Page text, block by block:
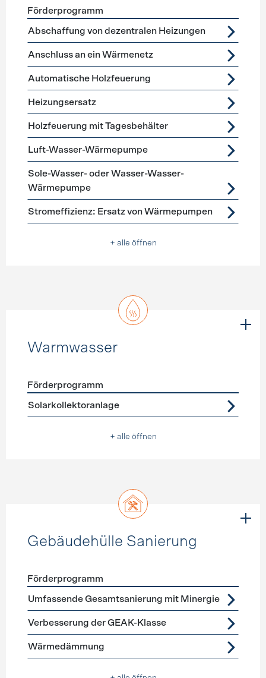
Förderprogramme Heizung
Förderprogramm
Abschaffung von dezentralen Heizungen
Anschluss an ein Wärmenetz
Automatische Holzfeuerung
Heizungsersatz
Holzfeuerung mit Tagesbehälter
Luft-Wasser-Wärmepumpe
Sole-Wasser- oder Wasser-Wasser-
Wärmepumpe
Stromeffizienz: Ersatz von Wärmepumpen
+ alle öffnen
Warmwasser
Förderprogramme
Förderprogramm
Solarkollektoranlage
+ alle öffnen
Gebäudehülle Sanierung
Förderprogramme Gebäudehülle Sanierung
Förderprogramm
Umfassende Gesamtsanierung mit Minergie
Verbesserung der GEAK-Klasse
Wärmedämmung